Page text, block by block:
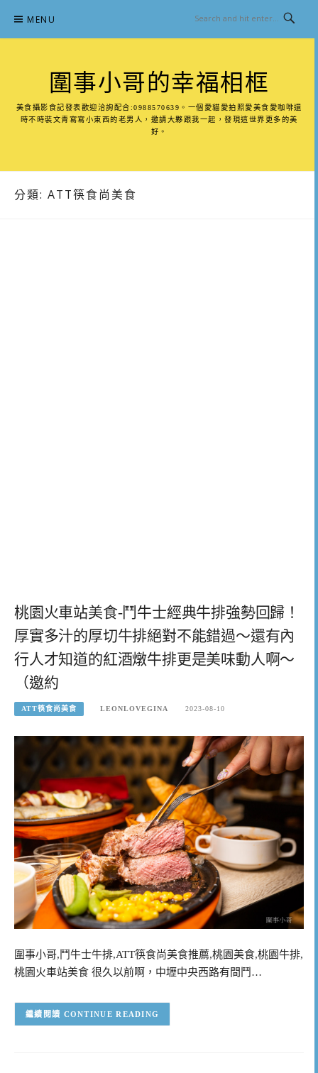
content
MENU
圍事小哥的幸福相框
美食攝影食記發表歡迎洽詢配合:0988570639。一個愛貓愛拍照愛美食愛咖啡還
時不時裝文青寫寫小東西的老男人，邀請大夥跟我一起，發現這世界更多的美
好。
分類: ATT筷食尚美食
桃園火車站美食-鬥牛士經典牛排強勢回歸！
厚實多汁的厚切牛排絕對不能錯過～還有內
行人才知道的紅酒燉牛排更是美味動人啊～
（邀約
ATT筷食尚美食 LEONLOVEGINA 2023-08-10
圍事小哥,鬥牛士牛排,ATT筷食尚美食推薦,桃園美食,桃園牛排,
桃園火車站美食 很久以前啊，中壢中央西路有間鬥…
CONTINUE READING